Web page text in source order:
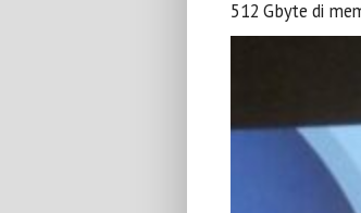
512 Gbyte di